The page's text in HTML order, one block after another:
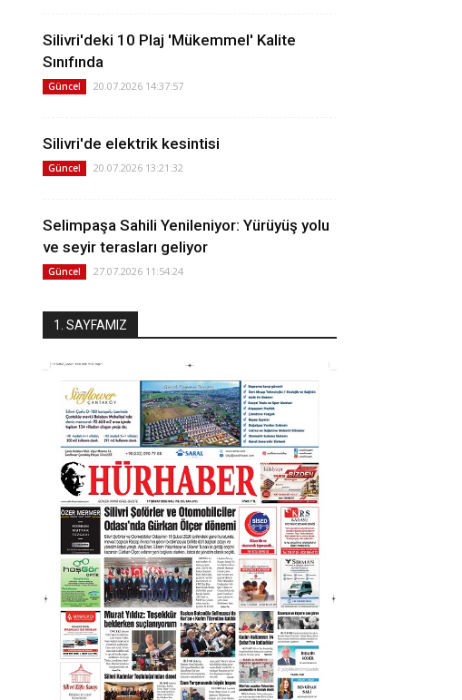
Silivri'deki 10 Plaj 'Mükemmel' Kalite
Sınıfında
Güncel 20.07.2026 14:37:57
Silivri'de elektrik kesintisi
Güncel 20.07.2026 13:21:32
Selimpaşa Sahili Yenileniyor: Yürüyüş yolu
ve seyir terasları geliyor
Güncel 27.07.2026 11:54:24
1. SAYFAMIZ